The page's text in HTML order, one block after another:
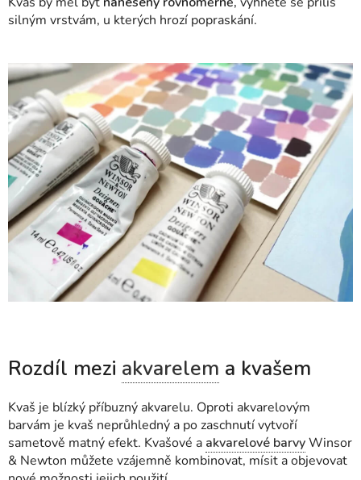
silným vrstvám, u kterých hrozí popraskání.
Rozdíl mezi akvarelem a kvašem
Kvaš je blízký příbuzný akvarelu. Oproti akvarelovým
barvám je kvaš neprůhledný a po zaschnutí vytvoří
sametově matný efekt. Kvašové a akvarelové barvyWinsor
& Newton můžete vzájemně kombinovat, mísit a objevovat